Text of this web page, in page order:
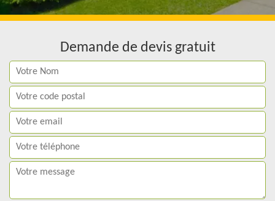
Demande de devis gratuit